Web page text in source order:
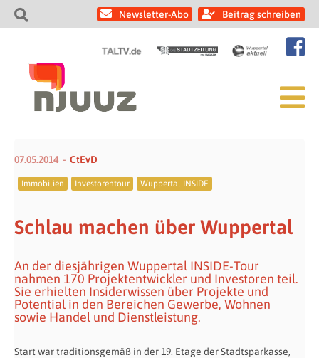
Newsletter-Abo Beitrag schreiben
07.05.2014 CtEvD
Immobilien Investorentour Wuppertal INSIDE
Schlau machen über Wuppertal
An der diesjährigen Wuppertal INSIDE-Tour
nahmen 170 Projektentwickler und Investoren teil.
Sie erhielten Insiderwissen über Projekte und
Potential in den Bereichen Gewerbe, Wohnen
sowie Handel und Dienstleistung.
Start war traditionsgemäß in der 19. Etage der Stadtsparkasse,